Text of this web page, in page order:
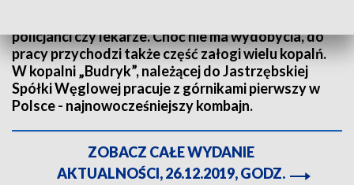
policjanci czy lekarze. Choć nie ma wydobycia, do
pracy przychodzi także część załogi wielu kopalń.
W kopalni „Budryk”, należącej do Jastrzębskiej
Spółki Węglowej pracuje z górnikami pierwszy w
Polsce - najnowocześniejszy kombajn.
ZOBACZ CAŁE WYDANIE
AKTUALNOŚCI, 26.12.2019, GODZ.